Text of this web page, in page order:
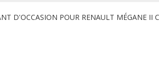
D'OCCASION POUR RENAULT MÉGANE II